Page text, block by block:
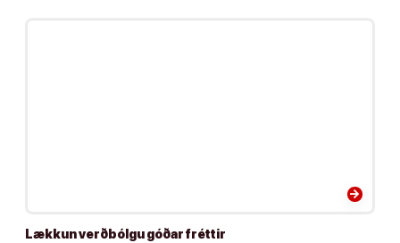
arrow_forward
Lækkun verðbólgu góðar fréttir